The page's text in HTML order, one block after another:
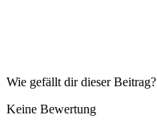
Wie gefällt dir dieser Beitrag?
Keine Bewertung